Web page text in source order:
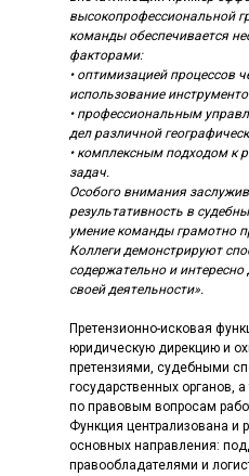
высокопрофессиональной
команды обеспечивается
факторами:
• оптимизацией процессов
использование
• профессиональным
дел различной
• комплексным подходом к
задач.
Особого внимания
результативность в
умение команды грамотно
Коллеги демонстрируют
содержательно и
своей деятельности».
Претензионно-исковая
юридическую дирекцию и
претензиями, судебными
государственных органов,
по правовым вопросам
Функция централизована и
основных направления:
правообладателями и